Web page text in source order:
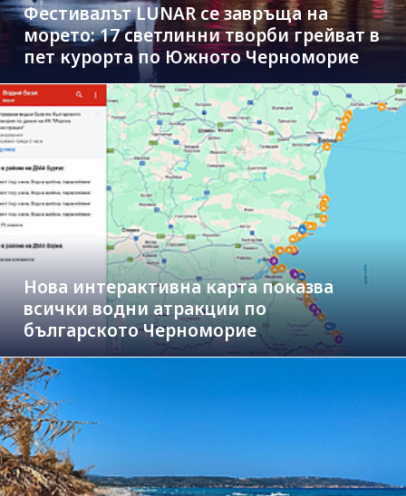
Фестивалът LUNAR се завръща на
морето: 17 светлинни творби грейват в
пет курорта по Южното Черноморие
Нова интерактивна карта показва
всички водни атракции по
българското Черноморие